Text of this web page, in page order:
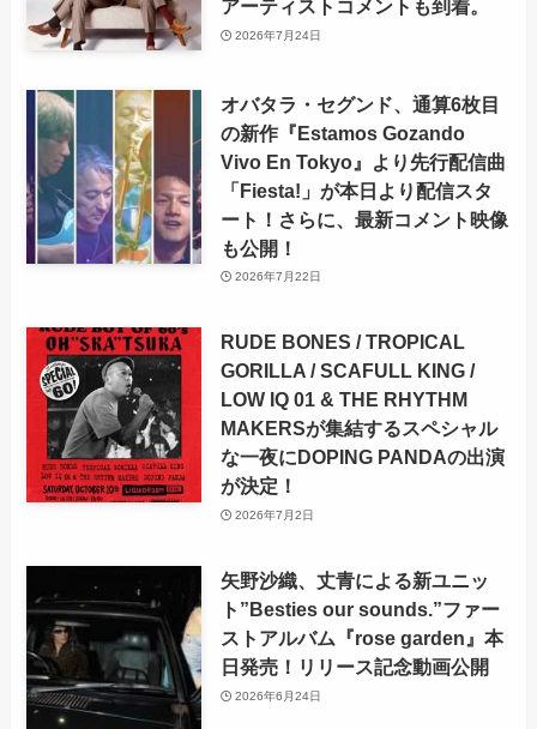
アーティストコメントも到着。
2026年7月24日
オバタラ・セグンド、通算6枚目
の新作『Estamos Gozando
Vivo En Tokyo』より先行配信曲
「Fiesta!」が本日より配信スタ
ート！さらに、最新コメント映像
も公開！
2026年7月22日
RUDE BONES / TROPICAL
GORILLA / SCAFULL KING /
LOW IQ 01 & THE RHYTHM
MAKERSが集結するスペシャル
な一夜にDOPING PANDAの出演
が決定！
2026年7月2日
矢野沙織、丈青による新ユニッ
ト”Besties our sounds.”ファー
ストアルバム『rose garden』本
日発売！リリース記念動画公開
2026年6月24日